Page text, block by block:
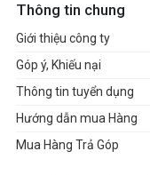
Thông tin chung
Giới thiệu công ty
Góp ý, Khiếu nại
Thông tin tuyển dụng
Hướng dẫn mua Hàng
Mua Hàng Trả Góp